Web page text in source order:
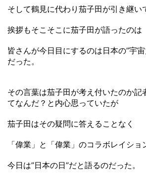
そして鶴見に代わり茄子田が引き継い
挨拶もそこそこに茄子田が語ったのは
皆さんが今日目にするのは日本の”宇
だった。
その言葉は茄子田が考え付いたのか記
てなんだ？と内心思っていたが
茄子田はその疑問に答えることなく
「偉業」と「偉業」のコラボレイショ
今日は”日本の日”だと語るのだった。